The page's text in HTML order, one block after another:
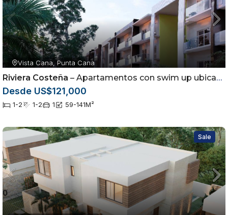
Vista Cana, Punta Cana
Riviera Costeña – Apartamentos con swim up ubicados en Vista Cana, Punta Cana
Desde US$121,000
1-2 1-2 1 59-141M²
Sale